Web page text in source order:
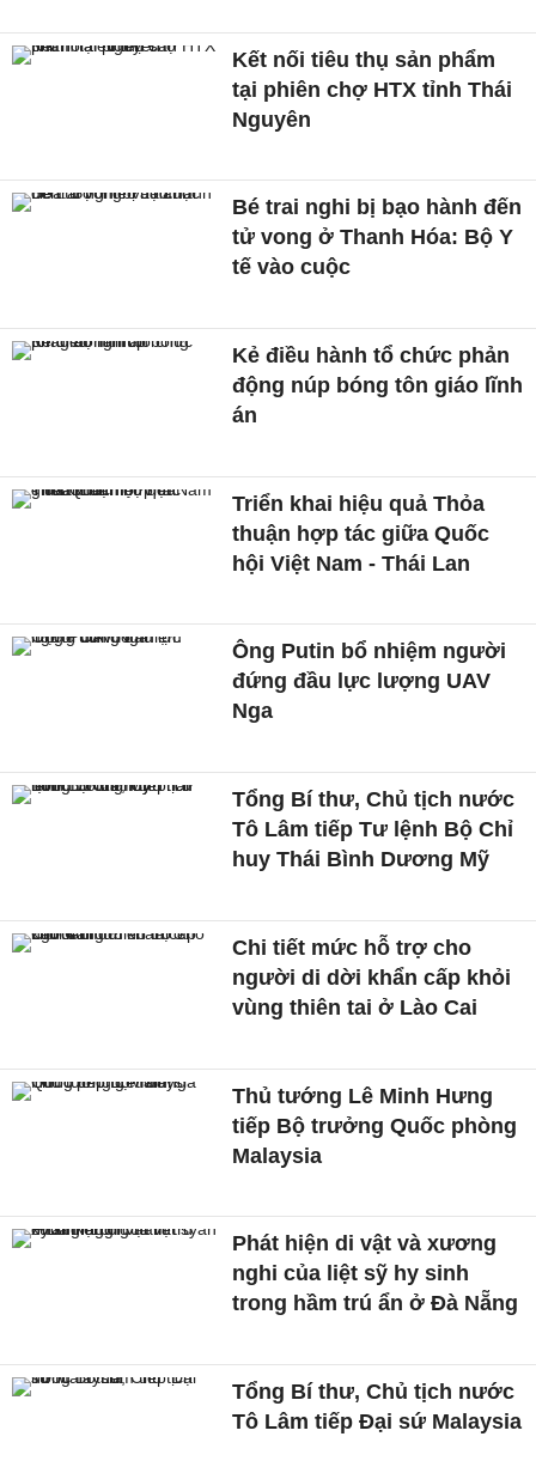
Kết nối tiêu thụ sản phẩm
tại phiên chợ HTX tỉnh Thái
Nguyên
Bé trai nghi bị bạo hành đến
tử vong ở Thanh Hóa: Bộ Y
tế vào cuộc
Kẻ điều hành tổ chức phản
động núp bóng tôn giáo lĩnh
án
Triển khai hiệu quả Thỏa
thuận hợp tác giữa Quốc
hội Việt Nam - Thái Lan
Ông Putin bổ nhiệm người
đứng đầu lực lượng UAV
Nga
Tổng Bí thư, Chủ tịch nước
Tô Lâm tiếp Tư lệnh Bộ Chỉ
huy Thái Bình Dương Mỹ
Chi tiết mức hỗ trợ cho
người di dời khẩn cấp khỏi
vùng thiên tai ở Lào Cai
Thủ tướng Lê Minh Hưng
tiếp Bộ trưởng Quốc phòng
Malaysia
Phát hiện di vật và xương
nghi của liệt sỹ hy sinh
trong hầm trú ẩn ở Đà Nẵng
Tổng Bí thư, Chủ tịch nước
Tô Lâm tiếp Đại sứ Malaysia